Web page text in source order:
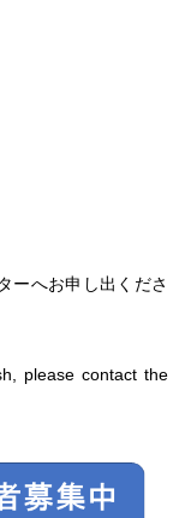
ーへお申し出くださ
please contact the